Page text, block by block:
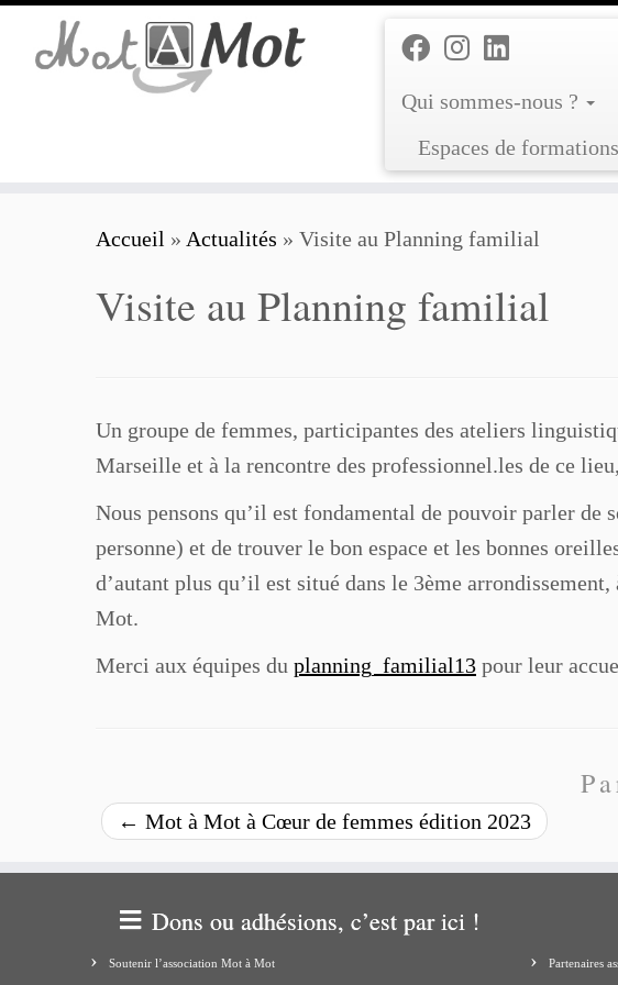
Qui sommes-nous ?
Espaces de
Accueil » Actualités » Visite au Planning familial
Visite au Planning familial
Un groupe de femmes, participantes des ateliers
Marseille et à la rencontre des professionnel.les de ce
Nous pensons qu’il est fondamental de pouvoir parler de
personne) et de trouver le bon espace et les bonnes
d’autant plus qu’il est situé dans le 3ème
Mot.
Merci aux équipes du planning_familial13 pour leur
← Mot à Mot à Cœur de femmes édition 2023
Dons ou adhésions, c’est par ici !
Soutenir l’association Mot à Mot Partenaires